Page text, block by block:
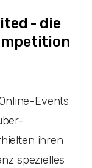
- die
Events
ihren
spezielles